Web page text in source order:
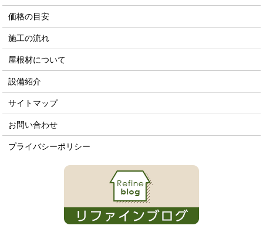
価格の目安
施工の流れ
屋根材について
設備紹介
サイトマップ
お問い合わせ
プライバシーポリシー